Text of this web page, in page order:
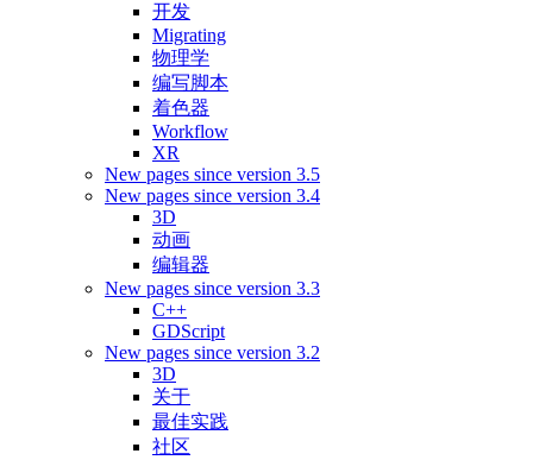
开发
Migrating
物理学
编写脚本
着色器
Workflow
XR
New pages since version 3.5
New pages since version 3.4
3D
动画
编辑器
New pages since version 3.3
C++
GDScript
New pages since version 3.2
3D
关于
最佳实践
社区